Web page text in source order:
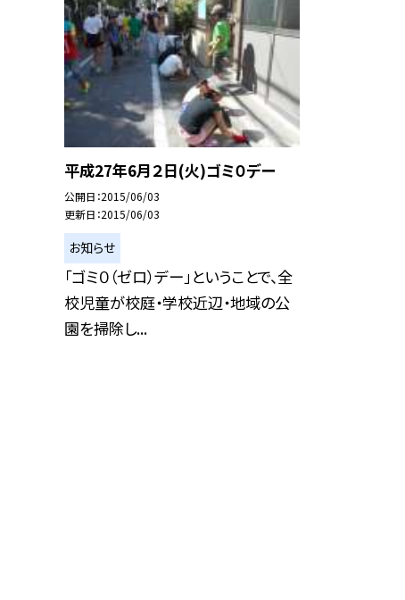
平成27年6月２日(火)ゴミ０デー
公開日 2015/06/03
更新日 2015/06/03
お知らせ
「ゴミ０（ゼロ）デー」ということで、全
校児童が校庭・学校近辺・地域の公
園を掃除し...